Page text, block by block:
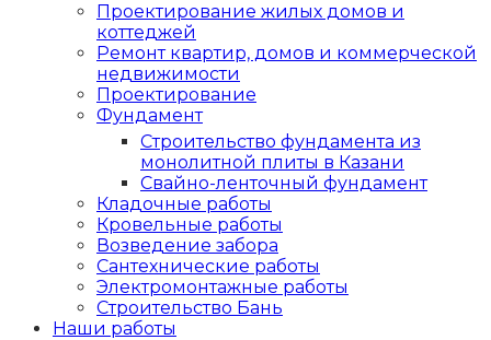
Проектирование жилых домов и
коттеджей
Ремонт квартир, домов и коммерческой
недвижимости
Проектирование
Фундамент
Строительство фундамента из
монолитной плиты в Казани
Свайно-ленточный фундамент
Кладочные работы
Кровельные работы
Возведение забора
Сантехнические работы
Электромонтажные работы
Строительство Бань
Наши работы